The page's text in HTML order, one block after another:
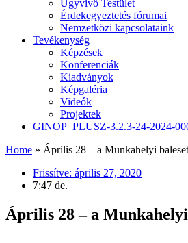
Ügyvivő Testület
Érdekegyeztetés fórumai
Nemzetközi kapcsolataink
Tevékenység
Képzések
Konferenciák
Kiadványok
Képgaléria
Videók
Projektek
GINOP_PLUSZ-3.2.3-24-2024-
Home » Április 28 – a Munkahelyi
Frissítve: április 27, 2020
7:47 de.
Április 28 – a